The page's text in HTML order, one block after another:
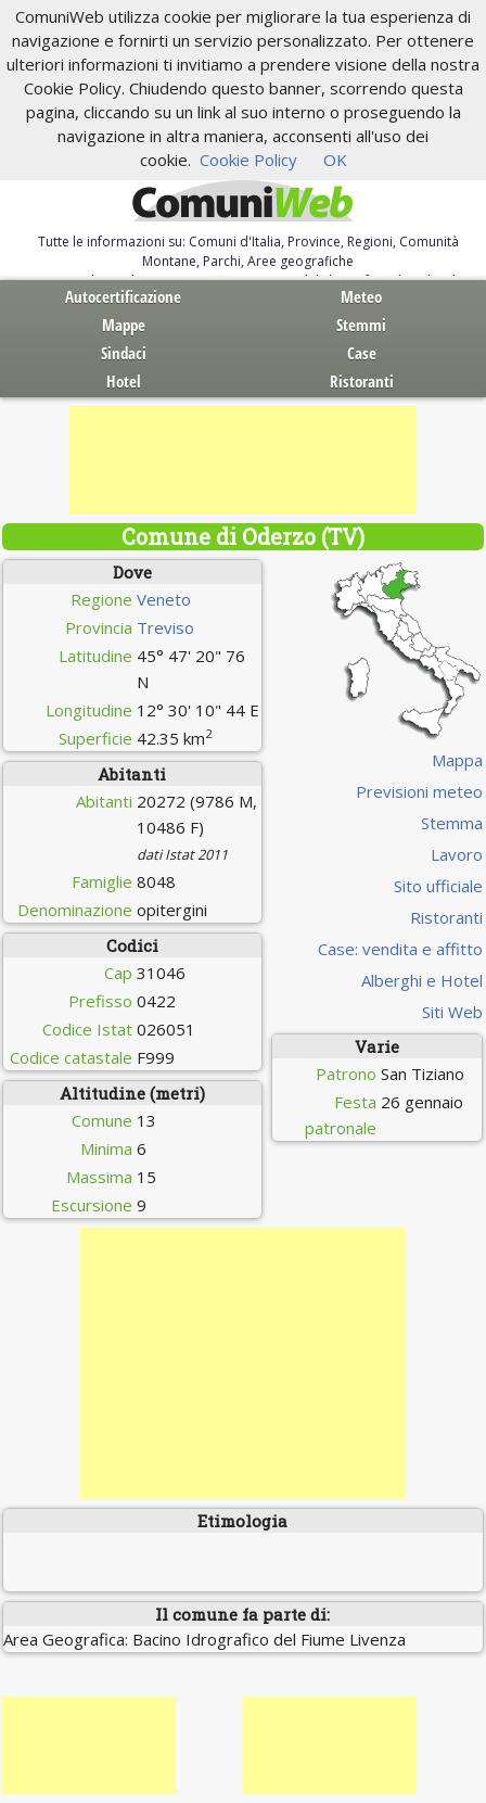
ComuniWeb utilizza cookie per migliorare la tua esperienza di
navigazione e fornirti un servizio personalizzato. Per ottenere
ulteriori informazioni ti invitiamo a prendere visione della nostra
Cookie Policy. Chiudendo questo banner, scorrendo questa
pagina, cliccando su un link al suo interno o proseguendo la
navigazione in altra maniera, acconsenti all'uso dei
cookie. Cookie Policy OK
Tutte le informazioni su: Comuni d'Italia, Province, Regioni, Comunità
Montane, Parchi, Aree geografiche
Servizi al Cittadino. Autocertificazione, moduli, leggi, free download
Autocertificazione
Meteo
Mappe
Stemmi
Sindaci
Case
Hotel
Ristoranti
Comune di Oderzo (TV)
Dove
Regione Veneto
Provincia Treviso
Latitudine 45° 47' 20" 76
N
Longitudine 12° 30' 10" 44 E
Superficie 42.35 km2
Abitanti
Abitanti 20272 (9786 M,
10486 F)
dati Istat 2011
Famiglie 8048
Denominazione opitergini
Codici
Cap 31046
Prefisso 0422
Codice Istat 026051
Codice catastale F999
Altitudine (metri)
Comune 13
Minima 6
Massima 15
Escursione 9
Mappa
Previsioni meteo
Stemma
Lavoro
Sito ufficiale
Ristoranti
Case: vendita e affitto
Alberghi e Hotel
Siti Web
Varie
Patrono San Tiziano
Festa
patronale
26 gennaio
Etimologia
Il comune fa parte di:
Area Geografica: Bacino Idrografico del Fiume Livenza